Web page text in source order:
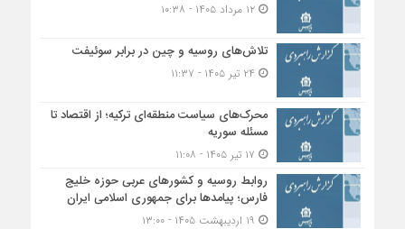
۱۲ مرداد ۱۴۰۵ - ۱۰:۳۸
تلاش‌های روسیه و چین در برابر سوئیفت
محرک‌های سیاست منطقه‌‎ای ترکیه؛ از اقتصاد تا
مسئله سوریه
روابط روسیه و کشورهای عربی حوزه خلیج
فارس؛ پیامدها برای جمهوری اسلامی ایران